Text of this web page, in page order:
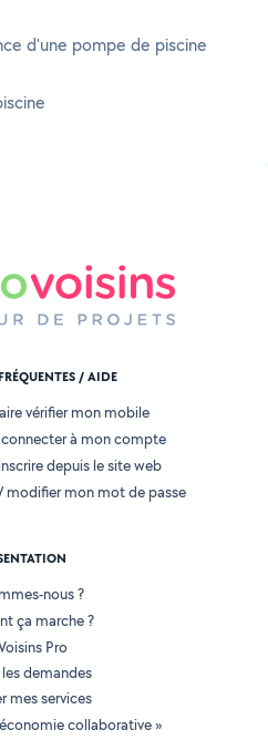
d'une pompe de piscine
/ AIDE
vérifier mon mobile
connecter à mon compte
depuis le site web
mon mot de passe
nous ?
ça marche ?
Pro
demandes
mes services
collaborative »